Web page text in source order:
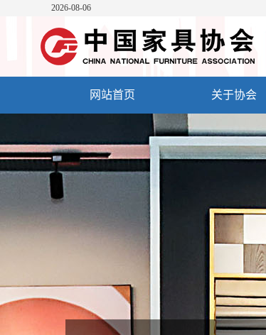
2026-08-06
网站首页 关于协会